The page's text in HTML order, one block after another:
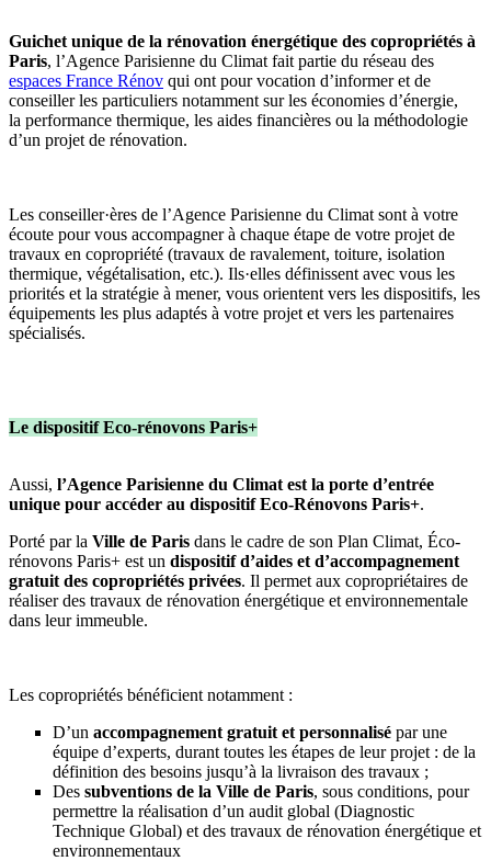
Guichet unique de la rénovation énergétique des copropriétés à
Paris, l’Agence Parisienne du Climat fait partie du réseau des
espaces France Rénov qui ont pour vocation d’informer et de
conseiller les particuliers notamment sur les économies d’énergie,
la performance thermique, les aides financières ou la méthodologie
d’un projet de rénovation.
Les conseiller·ères de l’Agence Parisienne du Climat sont à votre
écoute pour vous accompagner à chaque étape de votre projet de
travaux en copropriété (travaux de ravalement, toiture, isolation
thermique, végétalisation, etc.). Ils·elles définissent avec vous les
priorités et la stratégie à mener, vous orientent vers les dispositifs, les
équipements les plus adaptés à votre projet et vers les partenaires
spécialisés.
Le dispositif Eco-rénovons Paris+
Aussi, l’Agence Parisienne du Climat est la porte d’entrée
unique pour accéder au dispositif Eco-Rénovons Paris+.
Porté par la Ville de Paris dans le cadre de son Plan Climat, Éco-
rénovons Paris+ est un dispositif d’aides et d’accompagnement
gratuit des copropriétés privées. Il permet aux copropriétaires de
réaliser des travaux de rénovation énergétique et environnementale
dans leur immeuble.
Les copropriétés bénéficient notamment :
D’un accompagnement gratuit et personnalisé par une
équipe d’experts, durant toutes les étapes de leur projet : de la
définition des besoins jusqu’à la livraison des travaux ;
Des subventions de la Ville de Paris, sous conditions, pour
permettre la réalisation d’un audit global (Diagnostic
Technique Global) et des travaux de rénovation énergétique et
environnementaux